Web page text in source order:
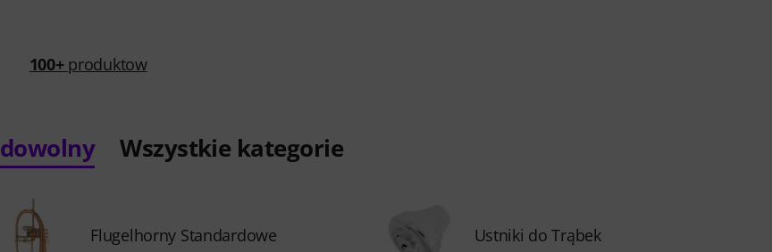
100+produktow
dowolny Wszystkie kategorie
Flugelhorny Standardowe Ustniki do Trąbek